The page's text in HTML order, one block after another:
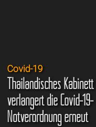
Covid-19
Thailändisches Kabinett
verlängert die Covid-19-
Notverordnung erneut